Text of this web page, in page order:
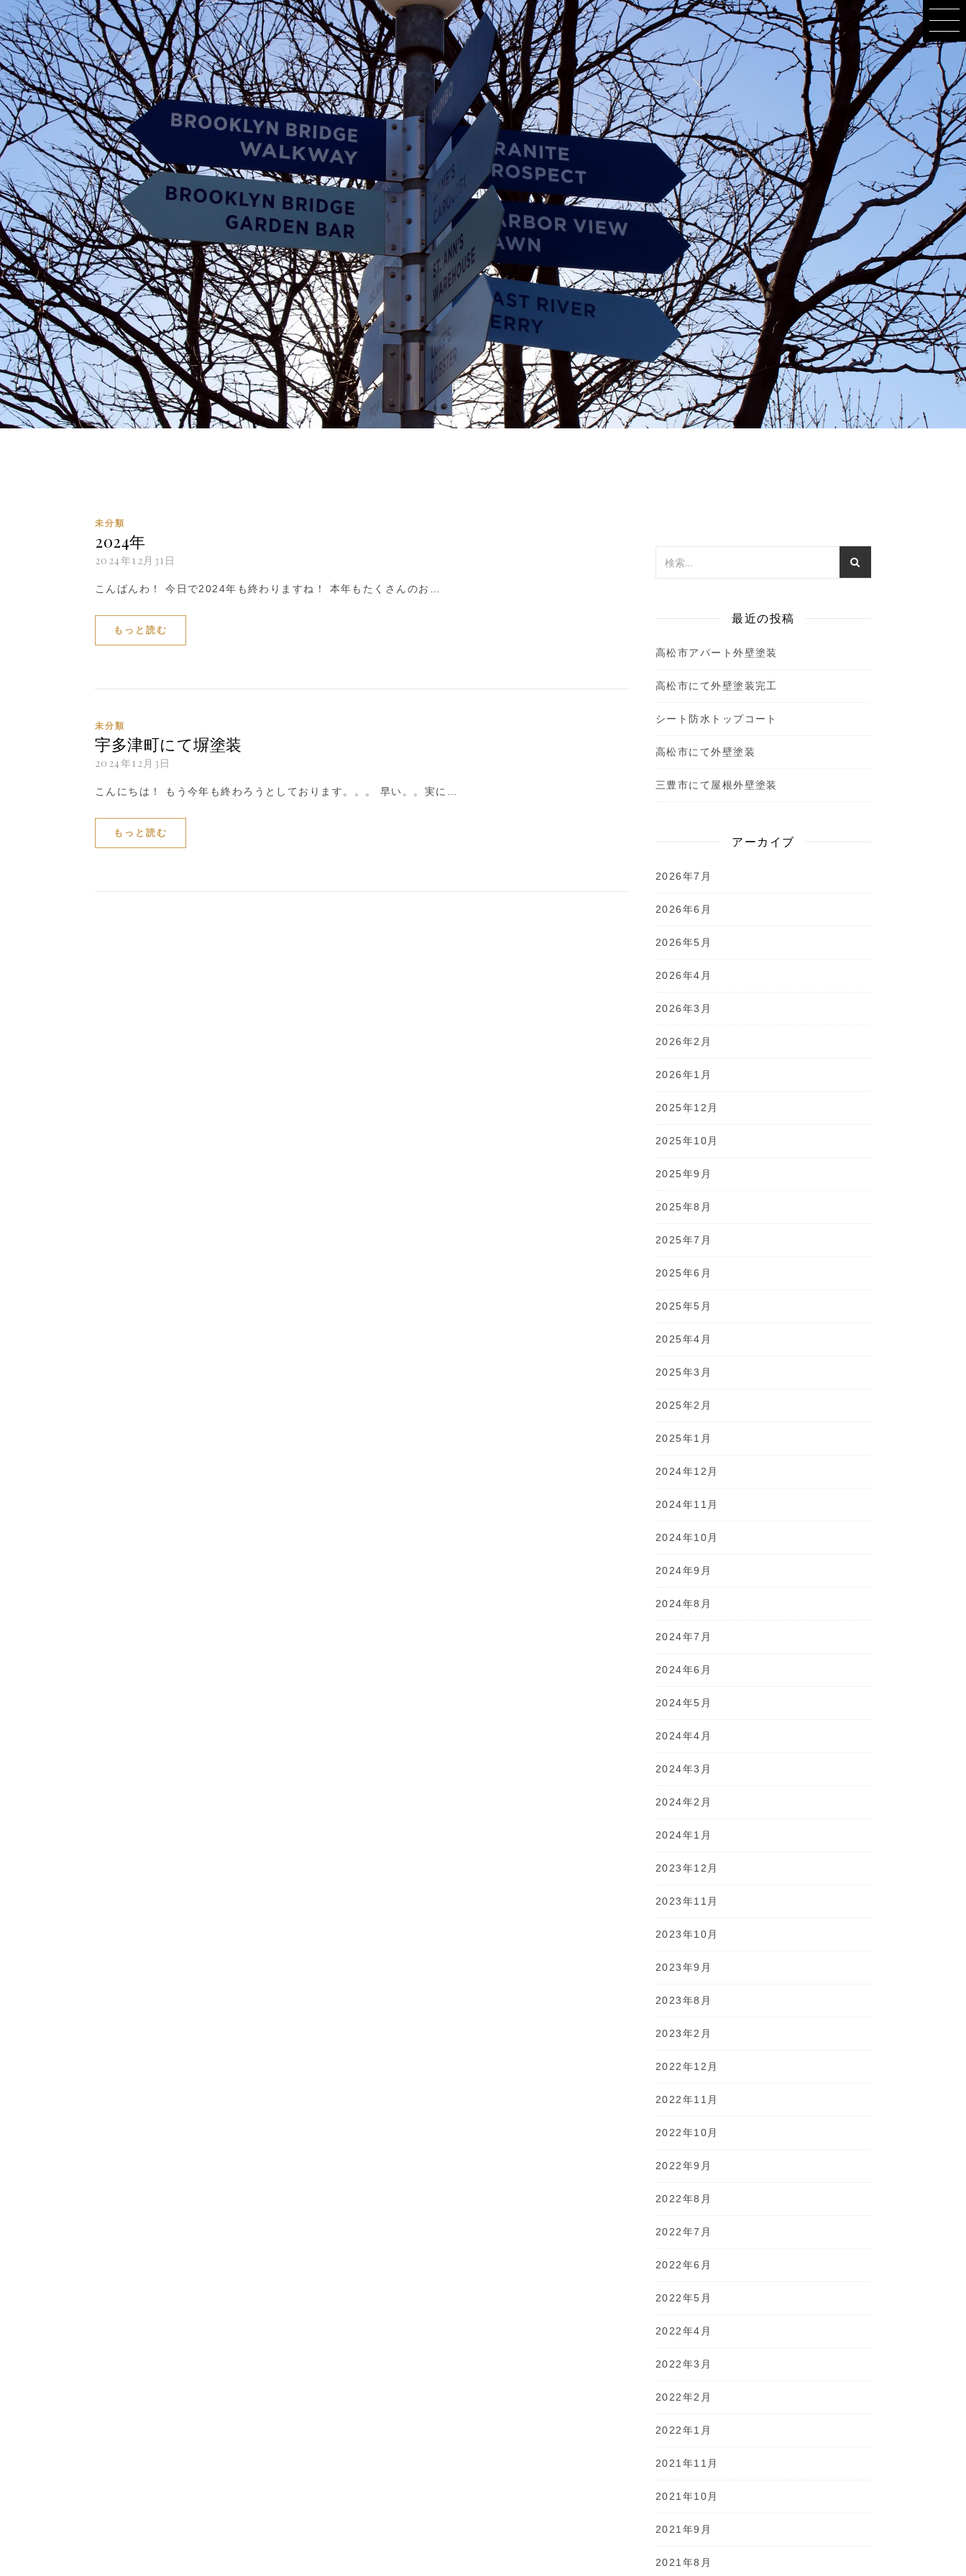
未分類
2024年
2024年12月31日
こんばんわ！ 今日で2024年も終わりますね！ 本年もたくさんのお…
もっと読む
未分類
宇多津町にて塀塗装
2024年12月3日
こんにちは！ もう今年も終わろうとしております。。。 早い。。実に…
もっと読む
最近の投稿
高松市アパート外壁塗装
高松市にて外壁塗装完工
シート防水トップコート
高松市にて外壁塗装
三豊市にて屋根外壁塗装
アーカイブ
2026年7月
2026年6月
2026年5月
2026年4月
2026年3月
2026年2月
2026年1月
2025年12月
2025年10月
2025年9月
2025年8月
2025年7月
2025年6月
2025年5月
2025年4月
2025年3月
2025年2月
2025年1月
2024年12月
2024年11月
2024年10月
2024年9月
2024年8月
2024年7月
2024年6月
2024年5月
2024年4月
2024年3月
2024年2月
2024年1月
2023年12月
2023年11月
2023年10月
2023年9月
2023年8月
2023年2月
2022年12月
2022年11月
2022年10月
2022年9月
2022年8月
2022年7月
2022年6月
2022年5月
2022年4月
2022年3月
2022年2月
2022年1月
2021年11月
2021年10月
2021年9月
2021年8月